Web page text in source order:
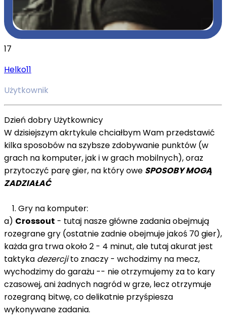
17
Helko11
Użytkownik
Dzień dobry Użytkownicy
W dzisiejszym akrtykule chciałbym Wam przedstawić
kilka sposobów na szybsze zdobywanie punktów (w
grach na komputer, jak i w grach mobilnych), oraz
przytoczyć parę gier, na który owe SPOSOBY MOGĄ
ZADZIAŁAĆ
1. Gry na komputer:
a) Crossout - tutaj nasze główne zadania obejmują
rozegrane gry (ostatnie zadnie obejmuje jakoś 70 gier),
każda gra trwa około 2 - 4 minut, ale tutaj akurat jest
taktyka dezercjito znaczy - wchodzimy na mecz,
wychodzimy do garażu -- nie otrzymujemy za to kary
czasowej, ani żadnych nagród w grze, lecz otrzymuje
rozegraną bitwę, co delikatnie przyśpiesza
wykonywane zadania.